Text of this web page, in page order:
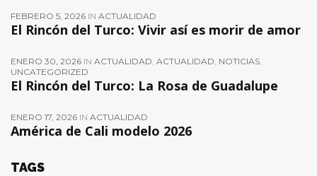
FEBRERO 5, 2026 IN ACTUALIDAD
El Rincón del Turco: Vivir así es morir de amor
ENERO 30, 2026 IN ACTUALIDAD, ACTUALIDAD, NOTICIAS,
UNCATEGORIZED
El Rincón del Turco: La Rosa de Guadalupe
ENERO 17, 2026 IN ACTUALIDAD
América de Cali modelo 2026
TAGS